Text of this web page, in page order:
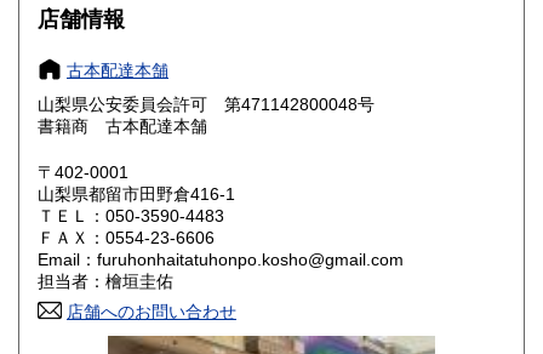
大阪府
奈良県
鳥取県 800円 島根県
岡山県
山口県 800円
香川県 800円 愛媛県
高知県 800円
店舗情報
古本配達本舗
山梨県公安委員会許可 第471142800048号
書籍商 古本配達本舗
〒402-0001
山梨県都留市田野倉416-1
ＴＥＬ：050-3590-4483
ＦＡＸ：0554-23-6606
Email：furuhonhaitatuhonpo.kosho@gmail.com
担当者：檜垣圭佑
店舗へのお問い合わせ